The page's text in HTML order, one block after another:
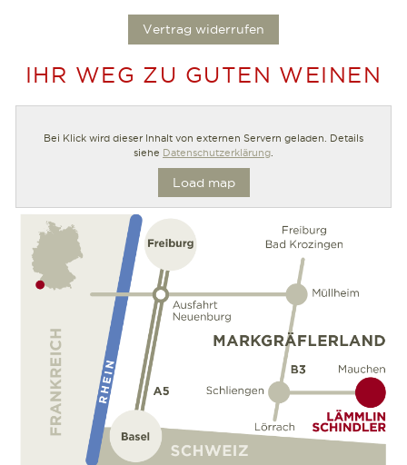
Vertrag widerrufen
IHR WEG ZU GUTEN WEINEN
Bei Klick wird dieser Inhalt von externen Servern geladen. Details
siehe Datenschutzerklärung.
Load map